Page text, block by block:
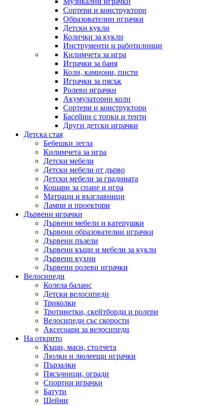
Сортери и конструктори
Образователни играчки
Детски кукли
Колички за кукли
Инструменти и работилници
Килимчета за игра
Играчки за баня
Коли, камиони, писти
Играчки за пясък
Ролеви играчки
Акумулаторни коли
Сортери и конструктори
Басейни с топки и тенти
Други детски играчки
Детска стая
Бебешки легла
Килимчета за игра
Детски мебели
Детски мебели от дърво
Детски мебели за градината
Кошари за спане и игра
Матраци и възглавници
Лампи и проектори
Дървени играчки
Дървени мебели и катерушки
Дървени образователни играчки
Дървени пъзели
Дървени къщи и мебели за кукли
Дървени кухни
Дървени ролеви играчки
Велосипеди
Колела баланс
Детски велосипеди
Триколки
Тротинетки, скейтборди и ролери
Велосипеди със скорости
Аксесоари за велосипеди
На открито
Къщи, маси, столчета
Люлки и люлеещи играчки
Пързалки
Пясъчници, огради
Спортни играчки
Батути
Шейни